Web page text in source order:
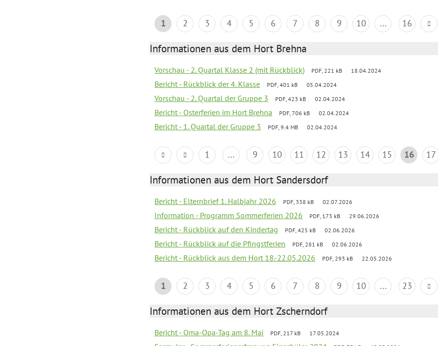
1 2 3 4 5 6 7 8 9 10 ... 16
Informationen aus dem Hort Brehna
Vorschau - 2. Quartal Klasse 2 (mit Rückblick) PDF, 221 kB 18.04.2024
Bericht - Rückblick der 4. Klasse PDF, 401 kB 05.04.2024
Vorschau - 2. Quartal der Gruppe 3 PDF, 423 kB 02.04.2024
Bericht - Osterferien im Hort Brehna PDF, 706 kB 02.04.2024
Bericht - 1. Quartal der Gruppe 3 PDF, 9.4 MB 02.04.2024
1 ... 9 10 11 12 13 14 15 16 17
Informationen aus dem Hort Sandersdorf
Bericht - Elternbrief 1. Halbjahr 2026 PDF, 338 kB 02.07.2026
Information - Programm Sommerferien 2026 PDF, 173 kB 29.06.2026
Bericht - Rückblick auf den Kindertag PDF, 425 kB 02.06.2026
Bericht - Rückblick auf die Pfingstferien PDF, 281 kB 02.06.2026
Bericht - Rückblick aus dem Hort 18.-22.05.2026 PDF, 293 kB 22.05.2026
1 2 3 4 5 6 7 8 9 10 ... 23
Informationen aus dem Hort Zscherndorf
Bericht - Oma-Opa-Tag am 8. Mai PDF, 217 kB 17.05.2024